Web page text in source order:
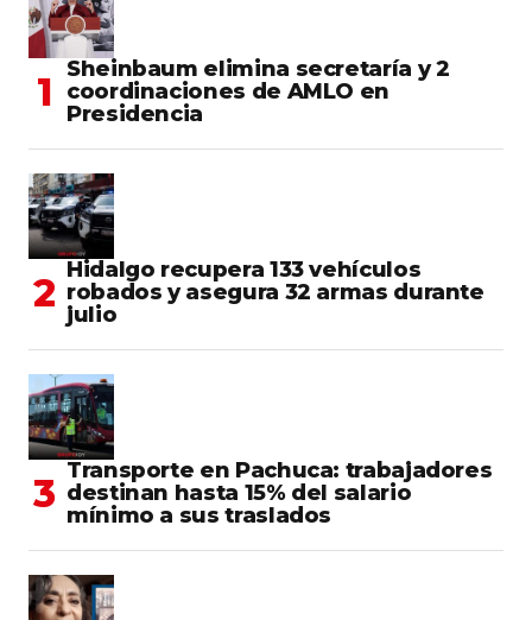
Sheinbaum elimina secretaría y 2
coordinaciones de AMLO en
Presidencia
Hidalgo recupera 133 vehículos
robados y asegura 32 armas durante
julio
Transporte en Pachuca: trabajadores
destinan hasta 15% del salario
mínimo a sus traslados